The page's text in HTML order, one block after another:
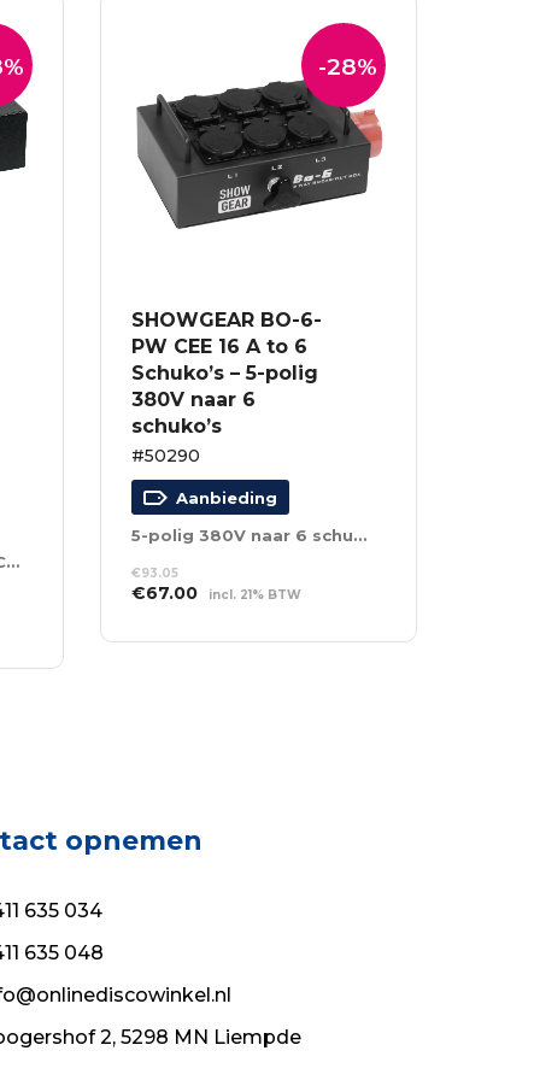
powerCON in – 5x powerCON out
-28%
SHOWGEAR BO-6-
PW CEE 16 A to 6
Schuko’s – 5-polig
380V naar 6
schuko’s
#50290
Aanbieding
5-polig 380V naar 6 schuko’s
€93.05
Oorspronkelijke
was:
€67.00Huidige
is:
incl. 21% BTW
WINKELWAGEN
opnemen
635 034
635 048
2, 5298 MN Liempde